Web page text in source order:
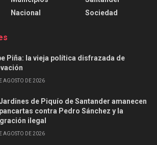
Nacional
Sociedad
Piña: la vieja política disfrazada de
AGOSTO DE 2026
de Piquío de Santander amanecen
contra Pedro Sánchez y la
ilegal
AGOSTO DE 2026